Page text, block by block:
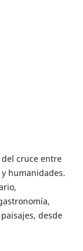
cruce entre
humanidades.
desde